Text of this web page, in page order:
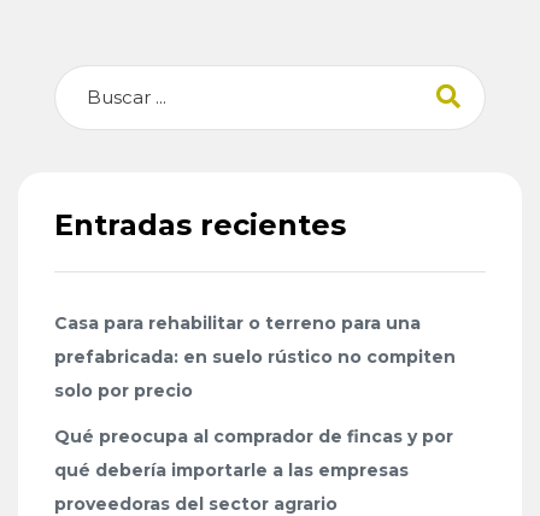
Buscar
Entradas recientes
Casa para rehabilitar o terreno para una
prefabricada: en suelo rústico no compiten
solo por precio
Qué preocupa al comprador de fincas y por
qué debería importarle a las empresas
proveedoras del sector agrario